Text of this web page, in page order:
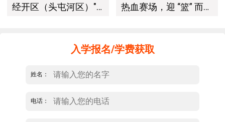
经开区（头屯河区）"3+10"公共就业服务进校园暨新疆新东方烹饪学校人才双选会+校企签约仪式圆满举行 热血赛场，迎 “篮” 而上｜新疆新东方烹饪学校篮球赛进行中！以技筑梦，乐享青春
入学报名/学费获取
姓名：
电话：